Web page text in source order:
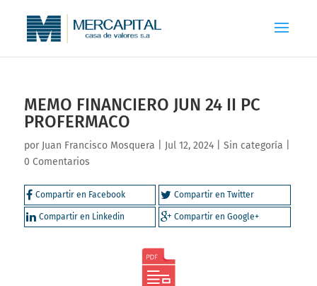
MEMO FINANCIERO JUN 24 II PC
PROFERMACO
por Juan Francisco Mosquera Jul 12, 2024| Sin categoría
0 Comentarios
Compartir en Facebook Compartir en Twitter
Compartir en Linkedin Compartir en Google+